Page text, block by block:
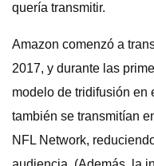
quería transmitir.
Amazon comenzó a
2017, y durante las
modelo de tridifusión en
también se transmitían
NFL Network,